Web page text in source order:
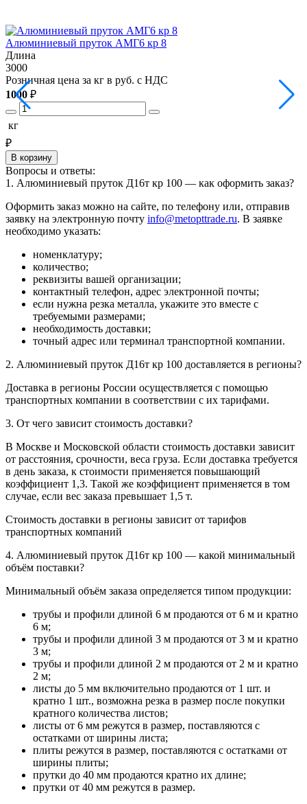
Алюминиевый пруток АМГ6 кр 8
Длина
3000
Розничная цена за кг в руб. с НДС
1000 ₽
кг
₽
В корзину
Вопросы и ответы:
1. Алюминиевый пруток Д16т кр 100 — как оформить заказ?
Оформить заказ можно на сайте, по телефону или, отправив
заявку на электронную почту info@metopttrade.ru. В заявке
необходимо указать:
номенклатуру;
количество;
реквизиты вашей организации;
контактный телефон, адрес электронной почты;
если нужна резка металла, укажите это вместе с
требуемыми размерами;
необходимость доставки;
точный адрес или терминал транспортной компании.
2. Алюминиевый пруток Д16т кр 100 доставляется в регионы?
Доставка в регионы России осуществляется с помощью
транспортных компании в соответствии с их тарифами.
3. От чего зависит стоимость доставки?
В Москве и Московской области стоимость доставки зависит
от расстояния, срочности, веса груза. Если доставка требуется
в день заказа, к стоимости применяется повышающий
коэффициент 1,3. Такой же коэффициент применяется в том
случае, если вес заказа превышает 1,5 т.
Стоимость доставки в регионы зависит от тарифов
транспортных компаний
4. Алюминиевый пруток Д16т кр 100 — какой минимальный
объём поставки?
Минимальный объём заказа определяется типом продукции:
трубы и профили длиной 6 м продаются от 6 м и кратно
6 м;
трубы и профили длиной 3 м продаются от 3 м и кратно
3 м;
трубы и профили длиной 2 м продаются от 2 м и кратно
2 м;
листы до 5 мм включительно продаются от 1 шт. и
кратно 1 шт., возможна резка в размер после покупки
кратного количества листов;
листы от 6 мм режутся в размер, поставляются с
остатками от ширины листа;
плиты режутся в размер, поставляются с остатками от
ширины плиты;
прутки до 40 мм продаются кратно их длине;
прутки от 40 мм режутся в размер.